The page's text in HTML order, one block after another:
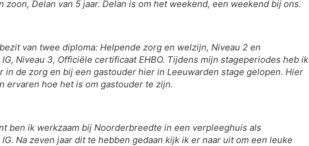
zoon, Delan van 5 jaar. Delan is om het weekend, een weekend bij ons.
van twee diploma: Helpende zorg en welzijn, Niveau 2 en
Niveau 3, Officiële certificaat EHBO. Tijdens mijn stageperiodes heb ik
in de zorg en bij een gastouder hier in Leeuwarden stage gelopen. Hier
ervaren hoe het is om gastouder te zijn.
ben ik werkzaam bij Noorderbreedte in een verpleeghuis als
Na zeven jaar dit te hebben gedaan kijk ik er naar uit om een leuke